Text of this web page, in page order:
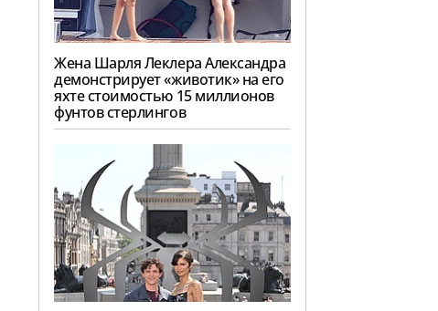
Жена Шарля Леклера Александра
демонстрирует «животик» на его
яхте стоимостью 15 миллионов
фунтов стерлингов